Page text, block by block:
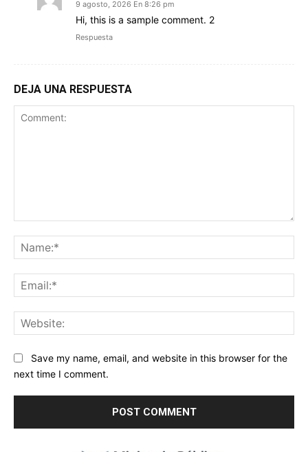
9 agosto, 2026 En 8:26 pm
Hi, this is a sample comment. 2
Respuesta
DEJA UNA RESPUESTA
Save my name, email, and website in this browser for the
next time I comment.